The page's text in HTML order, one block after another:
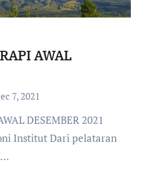
AWAL
7, 2021
Institut Dari pelataran